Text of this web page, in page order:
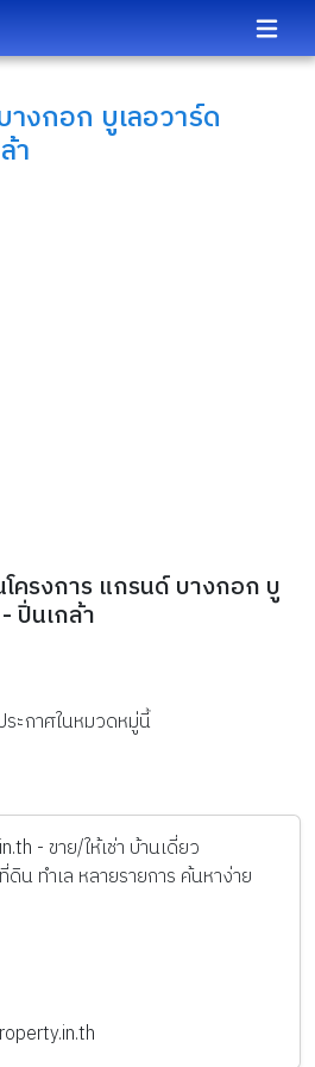
งกอก บูเลอวาร์ด
า
โครงการ แกรนด์ บางกอก บู
ปิ่นเกล้า
ระกาศในหมวดหมู่นี้
- ขาย/ให้เช่า บ้านเดี่ยว
น ทำเล หลายรายการ ค้นหาง่าย